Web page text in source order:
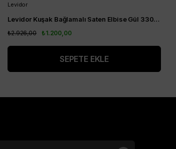
Levidor
Levidor Kuşak Bağlamalı Saten Elbise Gül 330204
₺1.200,00
₺2.926,00
SEPETE EKLE